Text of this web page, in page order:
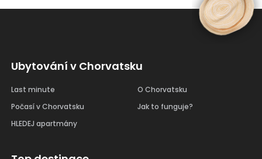
Ubytování v Chorvatsku
Last minute
Počasí v Chorvatsku
HLEDEJ apartmány
O Chorvatsku
Jak to funguje?